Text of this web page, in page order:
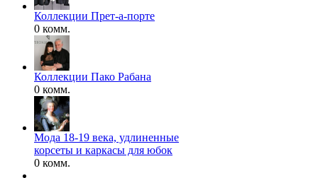
Коллекции Прет-а-порте
0 комм.
Коллекции Пако Рабана
0 комм.
Мода 18-19 века, удлиненные
корсеты и каркасы для юбок
0 комм.